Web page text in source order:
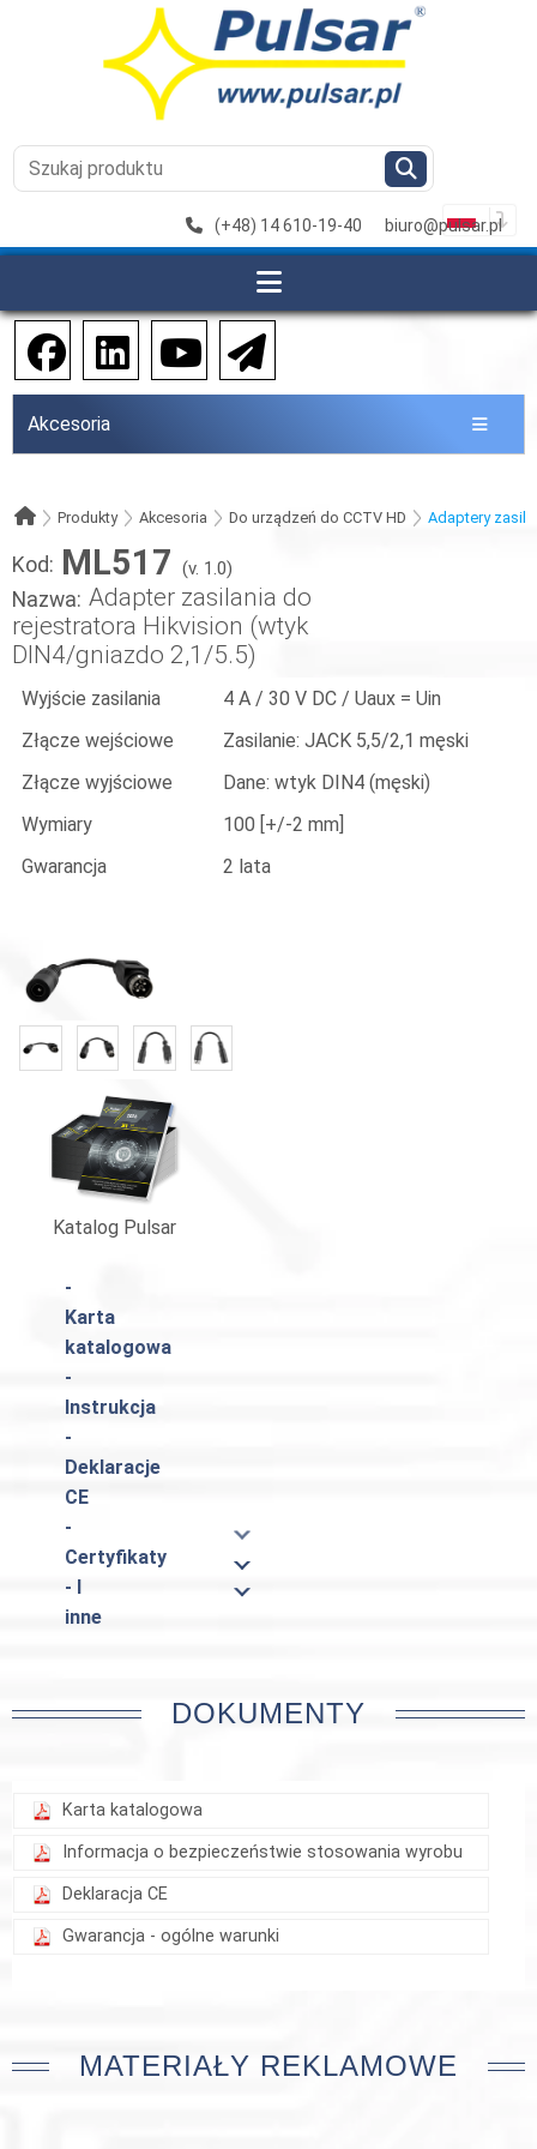
(+48) 14 610-19-40 biuro@pulsar.pl
Akcesoria
Produkty Akcesoria Do urządzeń do CCTV HD Adaptery
Kod: ML517 (v. 1.0)
Nazwa: Adapter zasilania do
rejestratora Hikvision (wtyk
DIN4/gniazdo 2,1/5.5)
Wyjście zasilania
4 A / 30 V DC / Uaux = Uin
Złącze wejściowe
Zasilanie: JACK 5,5/2,1 męski
Złącze wyjściowe
Dane: wtyk DIN4 (męski)
Wymiary
100 [+/-2 mm]
Gwarancja
2 lata
Katalog Pulsar
-
Karta
katalogowa
-
Instrukcja
-
Deklaracje
CE
-
Certyfikaty
- I
inne
DOKUMENTY
Karta katalogowa
Informacja o bezpieczeństwie stosowania wyrobu
Deklaracja CE
Gwarancja - ogólne warunki
MATERIAŁY REKLAMOWE